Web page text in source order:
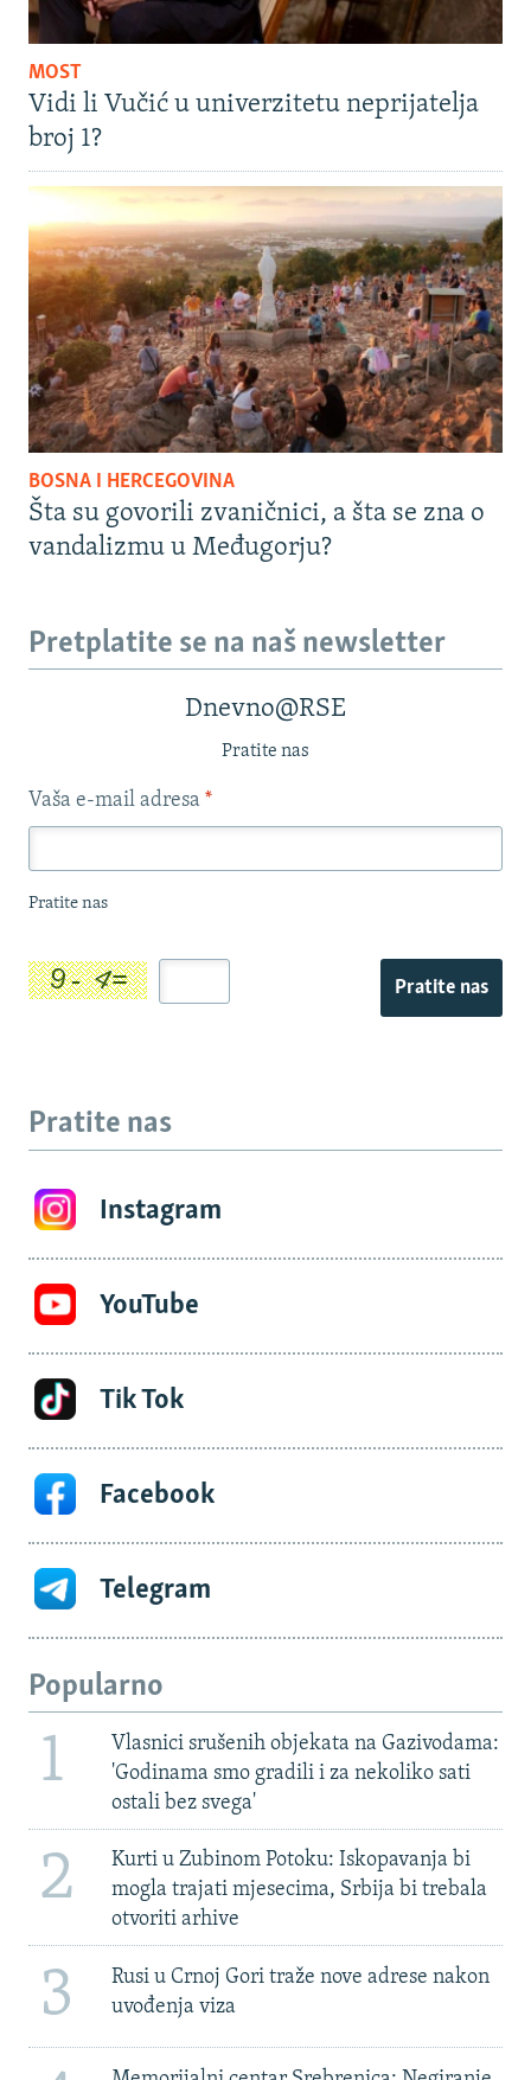
MOST
Vidi li Vučić u univerzitetu neprijatelja
broj 1?
BOSNA I HERCEGOVINA
Šta su govorili zvaničnici, a šta se zna o
vandalizmu u Međugorju?
Pretplatite se na naš newsletter
Dnevno@RSE
Pratite nas
Vaša e-mail adresa *
Pratite nas
Pratite nas
Pratite nas
Instagram
YouTube
Tik Tok
Facebook
Telegram
Popularno
1
Vlasnici srušenih objekata na Gazivodama:
'Godinama smo gradili i za nekoliko sati
ostali bez svega'
2
Kurti u Zubinom Potoku: Iskopavanja bi
mogla trajati mjesecima, Srbija bi trebala
otvoriti arhive
3
Rusi u Crnoj Gori traže nove adrese nakon
uvođenja viza